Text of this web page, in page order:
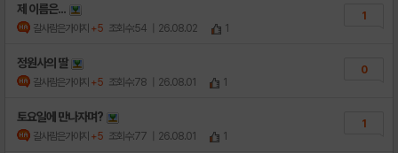
제 이름은...
갈사람은가야지 +5 조회수:54 | 26.08.02 1
1
정원사의 딸
갈사람은가야지 +5 조회수:78 | 26.08.01 1
0
토요일에 만나자며?
갈사람은가야지 +5 조회수:77 | 26.08.01 1
1